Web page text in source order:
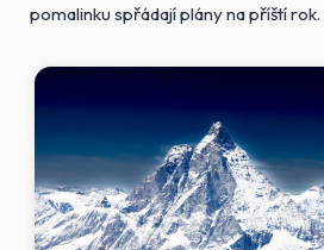
pomalinku spřádají plány na příští rok.